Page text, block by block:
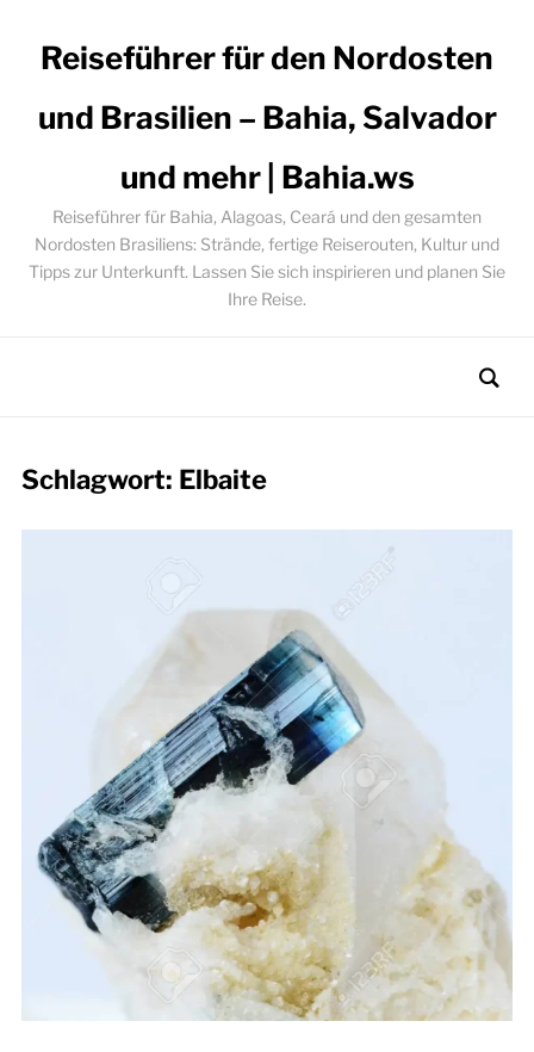
Reiseführer für den Nordosten
und Brasilien – Bahia, Salvador
und mehr | Bahia.ws
Reiseführer für Bahia, Alagoas, Ceará und den gesamten
Nordosten Brasiliens: Strände, fertige Reiserouten, Kultur und
Tipps zur Unterkunft. Lassen Sie sich inspirieren und planen Sie
Ihre Reise.
Schlagwort: Elbaite